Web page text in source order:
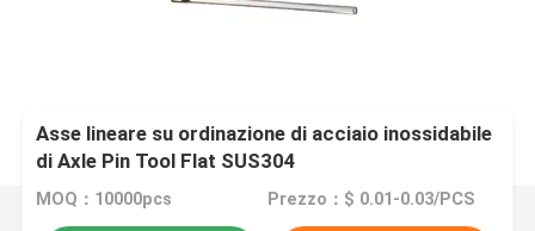
Asse lineare su ordinazione di acciaio inossidabile
di Axle Pin Tool Flat SUS304
MOQ：10000pcs Prezzo：$ 0.01-0.03/PCS